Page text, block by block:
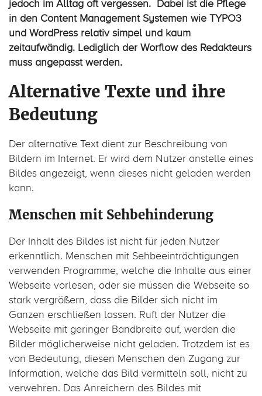
jedoch im Alltag oft vergessen. Dabei ist die Pflege
in den Content Management Systemen wie TYPO3
und WordPress relativ simpel und kaum
zeitaufwändig. Lediglich der Worflow des Redakteurs
muss angepasst werden.
Alternative Texte und ihre
Bedeutung
Der alternative Text dient zur Beschreibung von
Bildern im Internet. Er wird dem Nutzer anstelle eines
Bildes angezeigt, wenn dieses nicht geladen werden
kann.
Menschen mit Sehbehinderung
Der Inhalt des Bildes ist nicht für jeden Nutzer
erkenntlich. Menschen mit Sehbeeinträchtigungen
verwenden Programme, welche die Inhalte aus einer
Webseite vorlesen, oder sie müssen die Webseite so
stark vergrößern, dass die Bilder sich nicht im
Ganzen erschließen lassen. Ruft der Nutzer die
Webseite mit geringer Bandbreite auf, werden die
Bilder möglicherweise nicht geladen. Trotzdem ist es
von Bedeutung, diesen Menschen den Zugang zur
Information, welche das Bild vermitteln soll, nicht zu
verwehren. Das Anreichern des Bildes mit